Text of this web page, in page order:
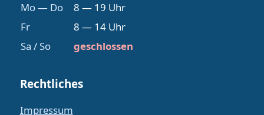
Mo — Do
8 — 19 Uhr
Fr
8 — 14 Uhr
Sa / So
geschlossen
Rechtliches
Impressum